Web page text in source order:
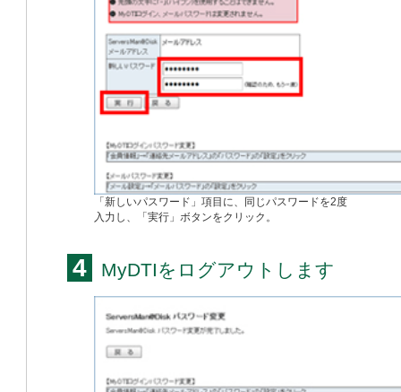
「新しいパスワード」項目に、同じパスワードを2度
入力し、「実行」ボタンをクリック。
4 MyDTIをログアウトします